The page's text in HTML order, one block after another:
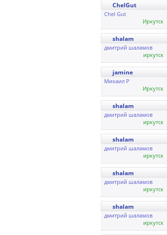
ChelGut
Chel Gut
Иркутск
shalam
дмитрий шаламов
иркутск
jamine
Михаил Р
Иркутск
shalam
дмитрий шаламов
иркутск
shalam
дмитрий шаламов
иркутск
shalam
дмитрий шаламов
иркутск
shalam
дмитрий шаламов
иркутск